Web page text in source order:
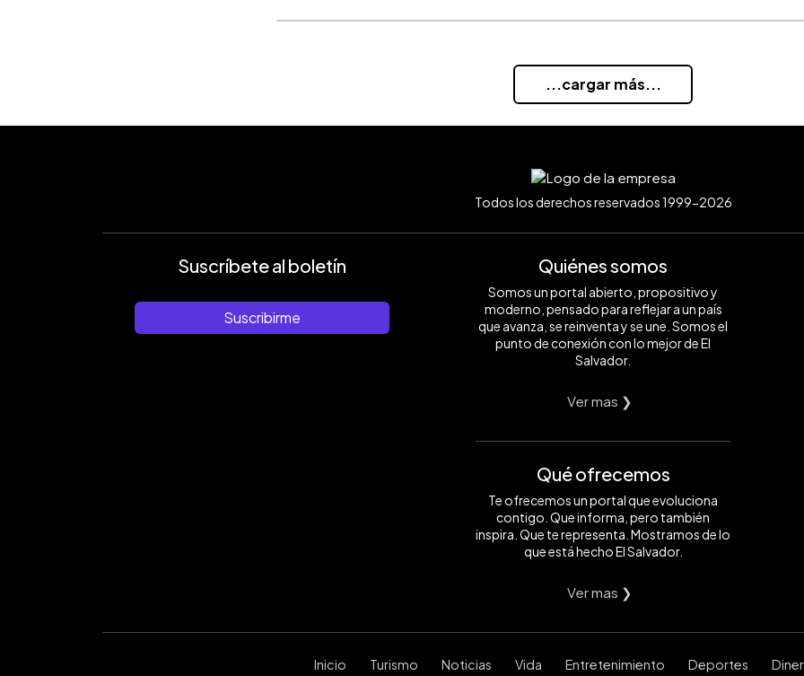
...cargar más...
Todos los derechos reservados 1999-2026
Suscríbete al boletín
Suscribirme
Quiénes somos
Somos un portal abierto, propositivo y
moderno, pensado para reflejar a un país
que avanza, se reinventa y se une. Somos el
punto de conexión con lo mejor de El
Salvador.
Ver mas ❯
Qué ofrecemos
Te ofrecemos un portal que evoluciona
contigo. Que informa, pero también
inspira. Que te representa. Mostramos de lo
que está hecho El Salvador.
Ver mas ❯
Inicio Turismo Noticias Vida Entretenimiento Deportes